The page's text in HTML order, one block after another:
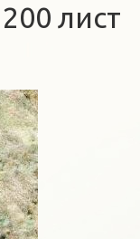
лист